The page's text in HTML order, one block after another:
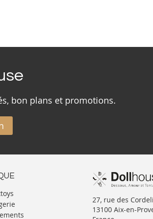
bon plans et promotions.
27, rue des
13100 Aix-en-